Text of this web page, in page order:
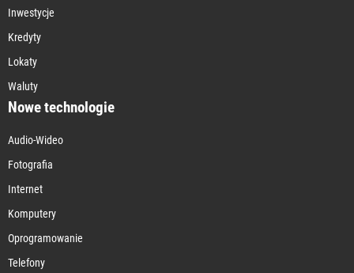
Inwestycje
Kredyty
Lokaty
Waluty
Nowe technologie
Audio-Wideo
Fotografia
Internet
Komputery
Oprogramowanie
Telefony